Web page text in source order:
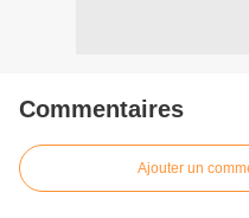
Commentaires
Ajouter un